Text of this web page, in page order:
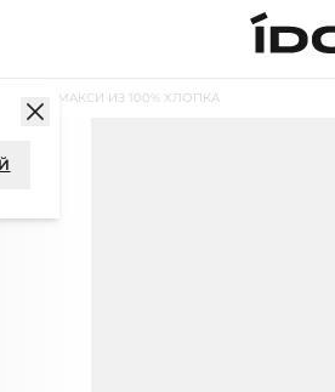
ПЛАТЬЕ МАКСИ ИЗ 100% ХЛОПКА